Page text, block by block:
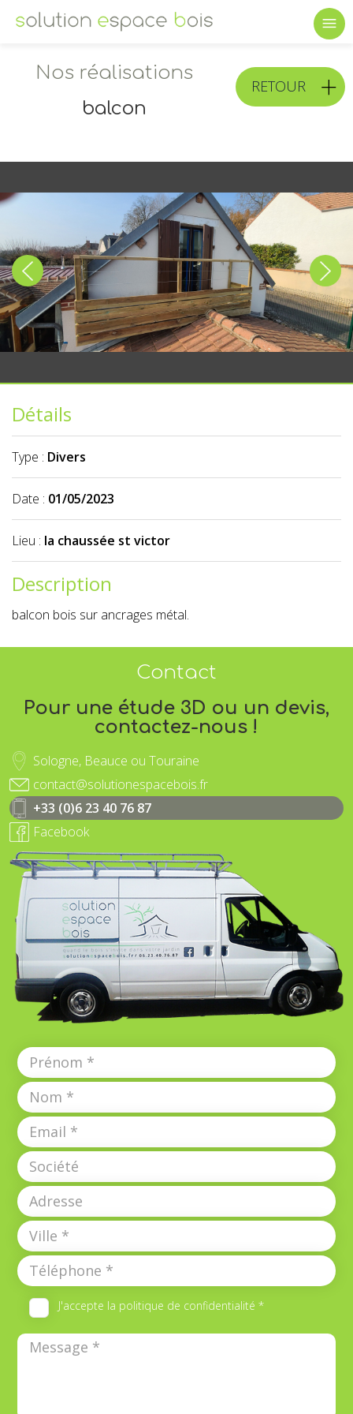
RETOUR
Nos réalisations
balcon
Détails
Type : Divers
Date : 01/05/2023
Lieu : la chaussée st victor
Description
balcon bois sur ancrages métal.
Contact
Pour une étude 3D ou un devis,
contactez-nous !
Sologne, Beauce ou Touraine
contact@solutionespacebois.fr
+33 (0)6 23 40 76 87
Facebook
J'accepte la politique de confidentialité *